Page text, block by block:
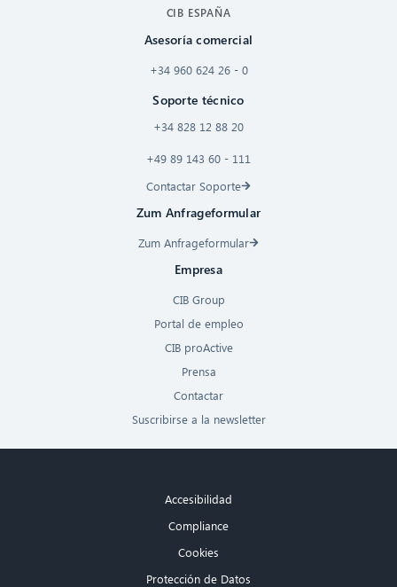
CIB ESPAÑA
Asesoría comercial
+34 960 624 26 - 0
Soporte técnico
+34 828 12 88 20
+49 89 143 60 - 111
Contactar Soporte
Zum Anfrageformular
Zum Anfrageformular
Empresa
CIB Group
Portal de empleo
CIB proActive
Prensa
Contactar
Suscribirse a la newsletter
Accesibilidad
Compliance
Cookies
Protección de Datos